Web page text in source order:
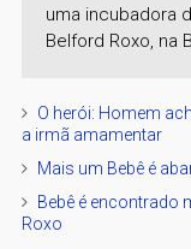
uma incubadora
Belford Roxo, na
O herói: Homem
a irmã amamentar
Mais um Bebê é
Bebê é encontrado
Roxo